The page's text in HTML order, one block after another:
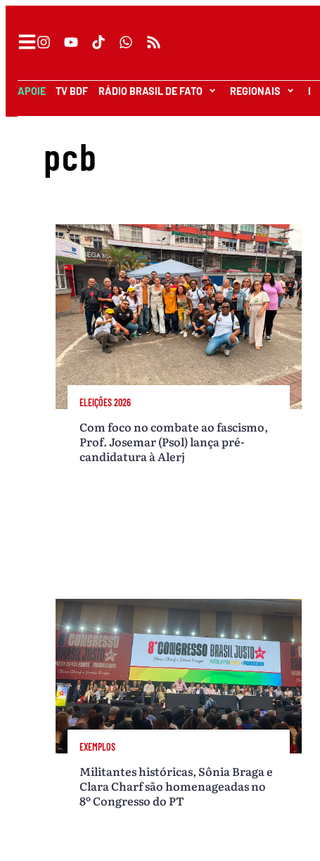
APOIE TV BDF RÁDIO BRASIL DE FATO REGIONAIS I
pcb
ELEIÇÕES 2026
Com foco no combate ao fascismo,
Prof. Josemar (Psol) lança pré-
candidatura à Alerj
EXEMPLOS
Militantes históricas, Sônia Braga e
Clara Charf são homenageadas no
8º Congresso do PT